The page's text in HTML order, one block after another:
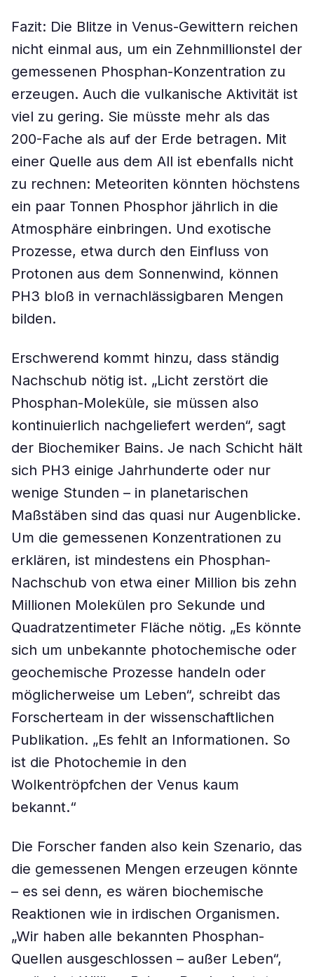
Fazit: Die Blitze in Venus-Gewittern reichen
nicht einmal aus, um ein Zehnmillionstel der
gemessenen Phosphan-Konzentration zu
erzeugen. Auch die vulkanische Aktivität ist
viel zu gering. Sie müsste mehr als das
200-Fache als auf der Erde betragen. Mit
einer Quelle aus dem All ist ebenfalls nicht
zu rechnen: Meteoriten könnten höchstens
ein paar Tonnen Phosphor jährlich in die
Atmosphäre einbringen. Und exotische
Prozesse, etwa durch den Einfluss von
Protonen aus dem Sonnenwind, können
PH3 bloß in vernachlässigbaren Mengen
bilden.
Erschwerend kommt hinzu, dass ständig
Nachschub nötig ist. „Licht zerstört die
Phosphan-Moleküle, sie müssen also
kontinuierlich nachgeliefert werden“, sagt
der Biochemiker Bains. Je nach Schicht hält
sich PH3 einige Jahrhunderte oder nur
wenige Stunden – in planetarischen
Maßstäben sind das quasi nur Augenblicke.
Um die gemessenen Konzentrationen zu
erklären, ist mindestens ein Phosphan-
Nachschub von etwa einer Million bis zehn
Millionen Molekülen pro Sekunde und
Quadratzentimeter Fläche nötig. „Es könnte
sich um unbekannte photochemische oder
geochemische Prozesse handeln oder
möglicherweise um Leben“, schreibt das
Forscherteam in der wissenschaftlichen
Publikation. „Es fehlt an Informationen. So
ist die Photochemie in den
Wolkentröpfchen der Venus kaum
bekannt.“
Die Forscher fanden also kein Szenario, das
die gemessenen Mengen erzeugen könnte
– es sei denn, es wären biochemische
Reaktionen wie in irdischen Organismen.
„Wir haben alle bekannten Phosphan-
Quellen ausgeschlossen – außer Leben“,